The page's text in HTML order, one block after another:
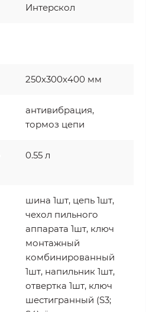
Интерскол
250x300x400 мм
антивибрация,
тормоз цепи
0.55 л
шина 1шт, цепь 1шт,
чехол пильного
аппарата 1шт, ключ
монтажный
комбинированный
1шт, напильник 1шт,
отвертка 1шт, ключ
шестигранный (S3;